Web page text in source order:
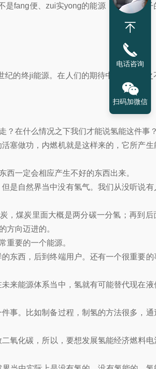
是fang便、zui实yong的能源，很多卡脖子
纪的终ji能源。在人们的期待中，氢能取之
？在什么情况之下我们才能说氢能这件事
塞做功，内燃机就是这样来的，它所产
一定会相应产生不好的东西出来。
是自然界当中没有氢气。我们从没听说有
，煤炭里面大概是两分碳一分氢；再到后
方向迈进的。
重要的一个能源。
东西，后到终端用户。还有一个很重要
来能源体系当中，氢就有可能替代现在液
事。比如制备过程，制氢的方法很多，通
氧化碳，所以，要想发展氢能经济燃料
电话咨询
扫码加微信